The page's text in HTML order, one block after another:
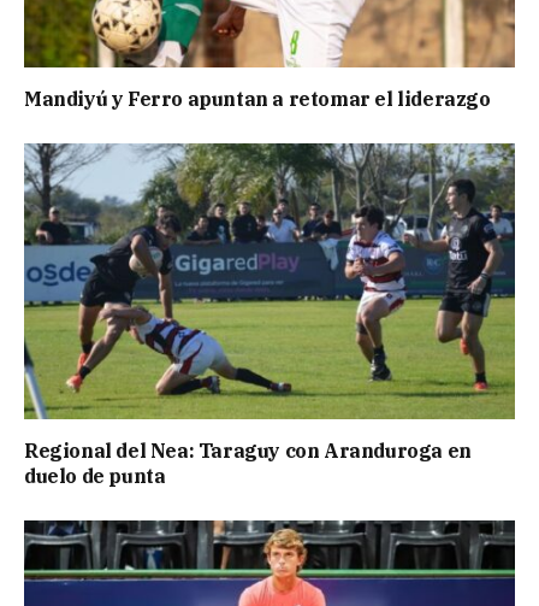
Mandiyú y Ferro apuntan a retomar el liderazgo
Regional del Nea: Taraguy con Aranduroga en
duelo de punta